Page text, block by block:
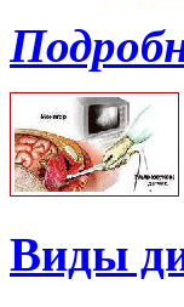
Виды